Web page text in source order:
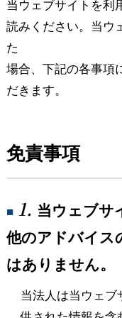
当ウェブサイトを利
読みください。当ウ
た
場合、下記の各事項
だきます。
免責事項
■ 1. 当ウェブサ
他のアドバイス
はありません。
当法人は当ウェブ